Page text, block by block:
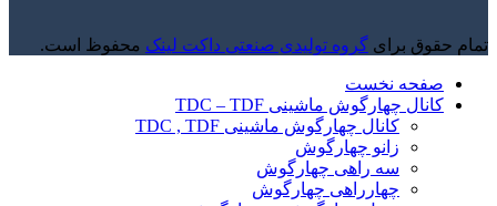
تمام حقوق برای گروه تولیدی صنعتی داکت لینک محفوظ است.
صفحه نخست
کانال چهارگوش ماشینی TDC – TDF
کانال چهارگوش ماشینی TDC , TDF
زانو چهارگوش
سه راهی چهارگوش
چهارراهی چهارگوش